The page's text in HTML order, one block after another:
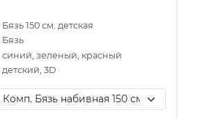
Бязь 150 см. детская
Бязь
синий, зеленый, красный
детский, 3D